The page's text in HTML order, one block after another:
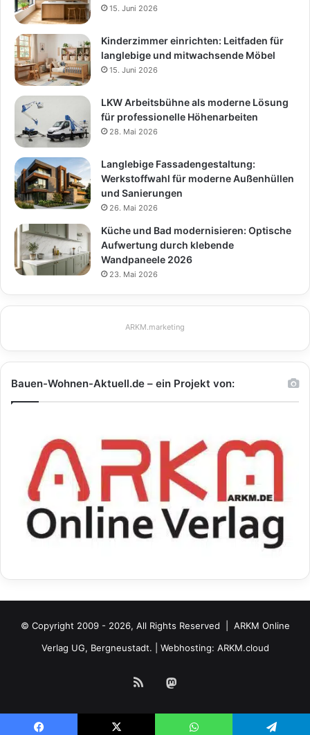
15. Juni 2026
Kinderzimmer einrichten: Leitfaden für
langlebige und mitwachsende Möbel
15. Juni 2026
LKW Arbeitsbühne als moderne Lösung
für professionelle Höhenarbeiten
28. Mai 2026
Langlebige Fassadengestaltung:
Werkstoffwahl für moderne Außenhüllen
und Sanierungen
26. Mai 2026
Küche und Bad modernisieren: Optische
Aufwertung durch klebende
Wandpaneele 2026
23. Mai 2026
ARKM.marketing
Bauen-Wohnen-Aktuell.de – ein Projekt von:
© Copyright 2009 - 2026, All Rights Reserved | ARKM Online
Verlag UG, Bergneustadt. | Webhosting: ARKM.cloud
RSS